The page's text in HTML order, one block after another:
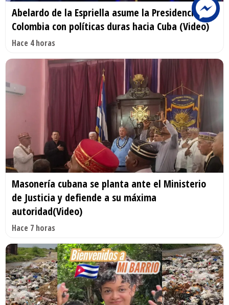
Abelardo de la Espriella asume la Presidencia de
Colombia con políticas duras hacia Cuba (Video)
Hace 4 horas
Masonería cubana se planta ante el Ministerio
de Justicia y defiende a su máxima
autoridad(Video)
Hace 7 horas